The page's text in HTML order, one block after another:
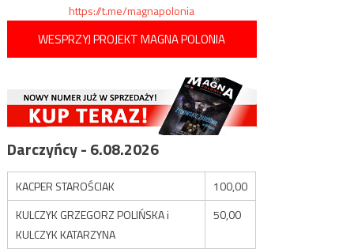
https://t.me/magnapolonia
WESPRZYJ PROJEKT MAGNA POLONIA
Darczyńcy - 6.08.2026
KACPER STAROŚCIAK
100,00
KULCZYK GRZEGORZ POLIŃSKA i
KULCZYK KATARZYNA
50,00